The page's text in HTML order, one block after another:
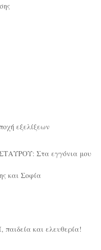
εξελίξεων
Στα εγγόνια μου
και Σοφία
και ελευθερία!